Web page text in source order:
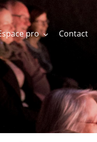
pro Contact